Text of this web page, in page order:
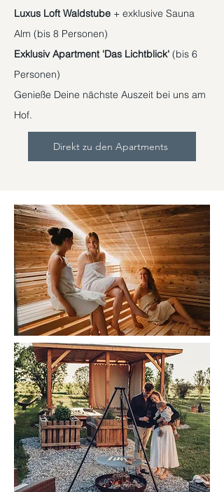
Luxus Loft Waldstube + exklusive Sauna
Alm (bis 8 Personen)
Exklusiv Apartment 'Das Lichtblick' (bis 6
Personen)
Genieße Deine nächste Auszeit bei uns am
Hof.
Direkt zu den Apartments